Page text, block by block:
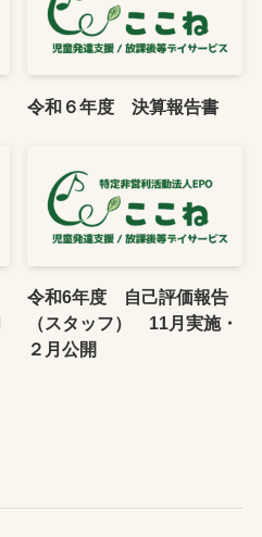
令和６年度 決算報告書
令和6年度 自己評価報告
（スタッフ） 11月実施・
２月公開